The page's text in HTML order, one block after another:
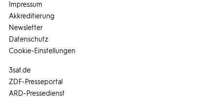
3sat.de
ZDF-Presseportal
ARD-Pressedienst
Impressum
Akkreditierung
Newsletter
Datenschutz
Cookie-Einstellungen